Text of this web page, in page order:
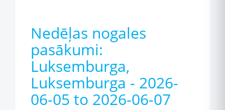
Nedēļas nogales
pasākumi:
Luksemburga,
Luksemburga - 2026-
06-05 to 2026-06-07